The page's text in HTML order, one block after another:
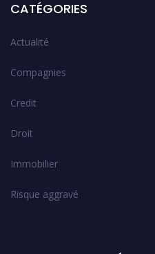
CATÉGORIES
Actualité
Compagnies
Credit
Droit
Immobilier
Risque aggravé